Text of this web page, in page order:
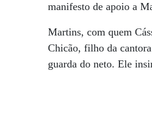
manifesto de apoio a
Martins, com quem
Chicão, filho da
guarda do neto. Ele